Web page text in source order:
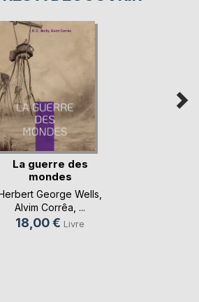
La guerre des
mondes
George Wells
Alvim Corrêa , ...
18,00 € Livre